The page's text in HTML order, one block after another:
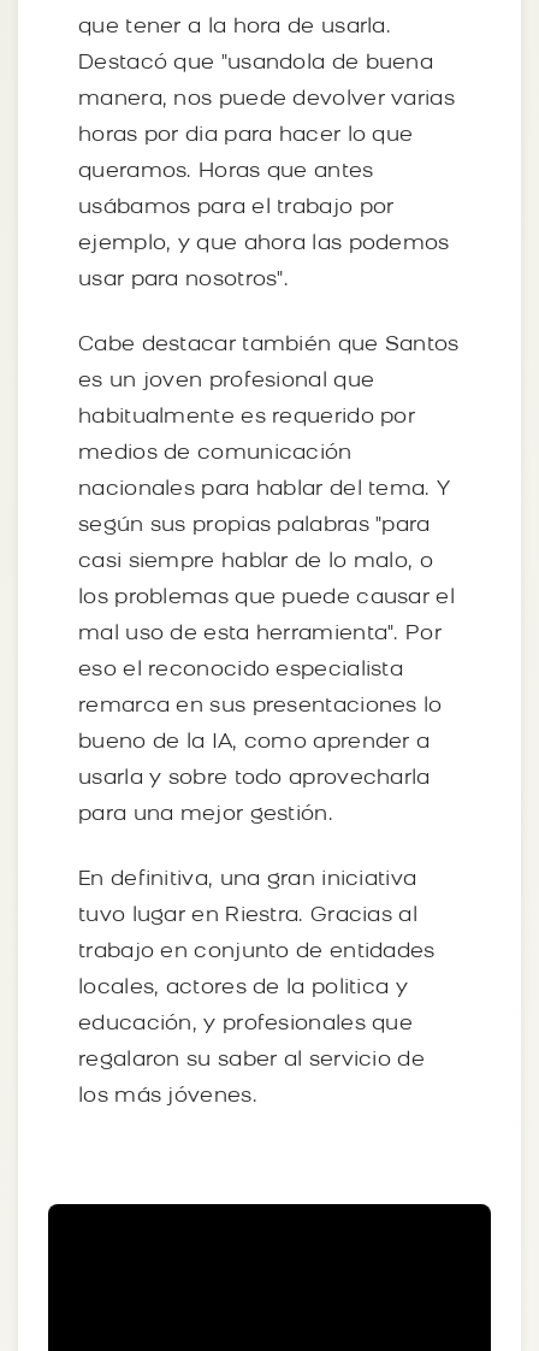
que tener a la hora de usarla.
Destacó que "usandola de buena
manera, nos puede devolver varias
horas por dia para hacer lo que
queramos. Horas que antes
usábamos para el trabajo por
ejemplo, y que ahora las podemos
usar para nosotros".
Cabe destacar también que Santos
es un joven profesional que
habitualmente es requerido por
medios de comunicación
nacionales para hablar del tema. Y
según sus propias palabras "para
casi siempre hablar de lo malo, o
los problemas que puede causar el
mal uso de esta herramienta". Por
eso el reconocido especialista
remarca en sus presentaciones lo
bueno de la IA, como aprender a
usarla y sobre todo aprovecharla
para una mejor gestión.
En definitiva, una gran iniciativa
tuvo lugar en Riestra. Gracias al
trabajo en conjunto de entidades
locales, actores de la politica y
educación, y profesionales que
regalaron su saber al servicio de
los más jóvenes.